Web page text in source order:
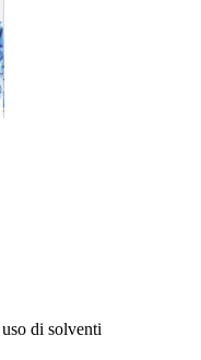
di solventi